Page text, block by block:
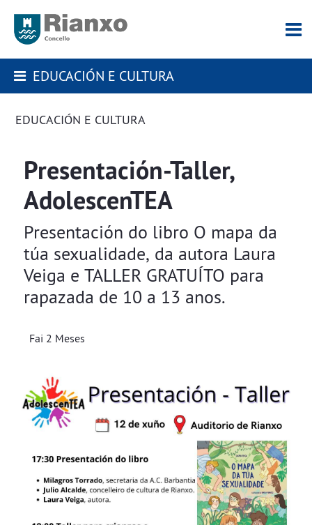
EDUCACIÓN E CULTURA
EDUCACIÓN E CULTURA
Presentación-Taller,
AdolescenTEA
Presentación do libro O mapa da
túa sexualidade, da autora Laura
Veiga e TALLER GRATUÍTO para
rapazada de 10 a 13 anos.
Fai 2 Meses